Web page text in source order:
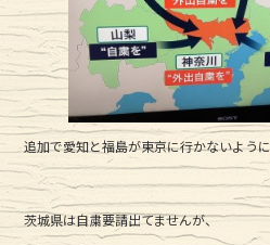
追加で愛知と福島が東京に行かないよう
茨城県は自粛要請出てませんが、